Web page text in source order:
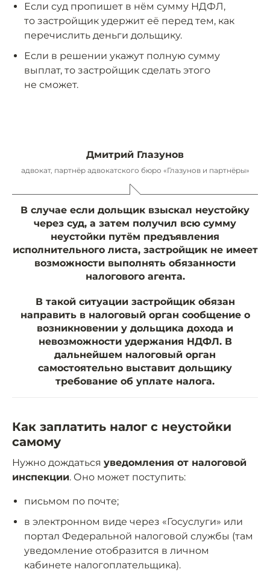
Если суд пропишет в нём сумму НДФЛ,
то застройщик удержит её перед тем, как
перечислить деньги дольщику.
Если в решении укажут полную сумму
выплат, то застройщик сделать этого
не сможет.
Дмитрий Глазунов
адвокат, партнёр адвокатского бюро «Глазунов и партнёры»
В случае если дольщик взыскал неустойку
через суд, а затем получил всю сумму
неустойки путём предъявления
исполнительного листа, застройщик не имеет
возможности выполнять обязанности
налогового агента.
В такой ситуации застройщик обязан
направить в налоговый орган сообщение о
возникновении у дольщика дохода и
невозможности удержания НДФЛ. В
дальнейшем налоговый орган
самостоятельно выставит дольщику
требование об уплате налога.
Как заплатить налог с неустойки
самому
Нужно дождаться уведомления от налоговой
инспекции. Оно может поступить:
письмом по почте;
в электронном виде через «Госуслуги» или
портал Федеральной налоговой службы (там
уведомление отобразится в личном
кабинете налогоплательщика).